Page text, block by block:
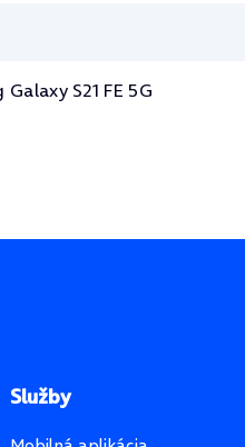
S21 FE 5G
Služby